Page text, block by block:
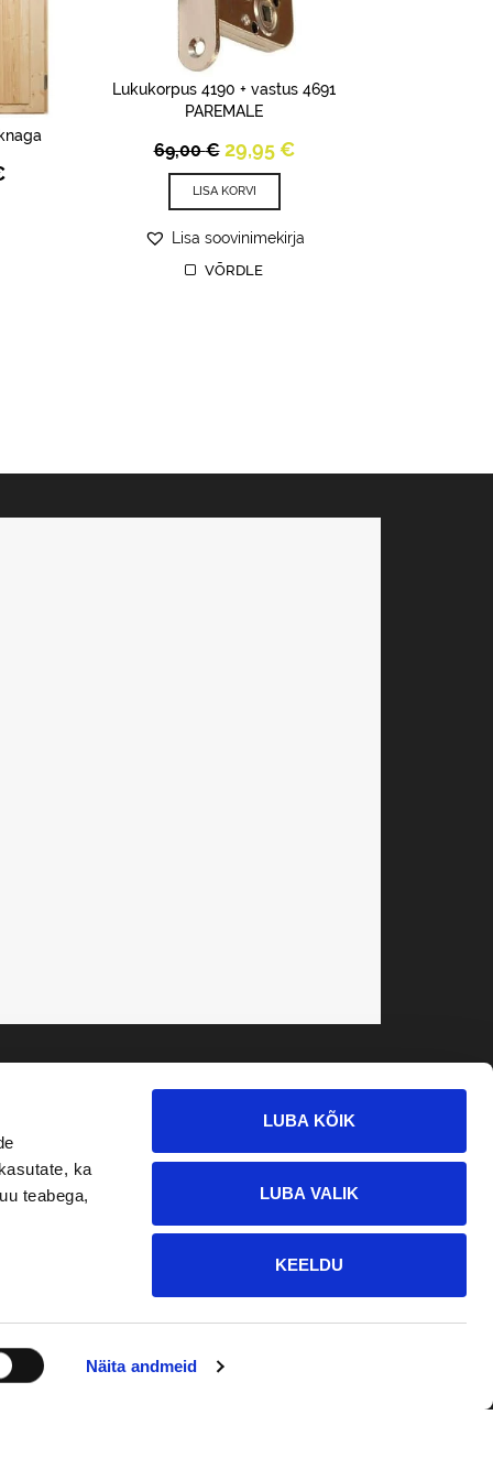
ka
teabega,
Näita andmeid
LUBA KÕIK
LUBA VALIK
KEELDU
Price
Lukukorpus 4190 + vastus 4691
PAREMALE
69,00€ Original
price
was:
69,00 €.
29,95 €Current
LISA KORVI
Lisa soovinimekirja
VÕRDLE